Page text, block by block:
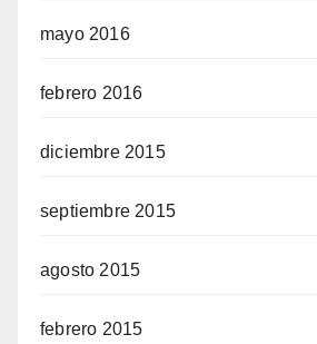
mayo 2016
febrero 2016
diciembre 2015
septiembre 2015
agosto 2015
febrero 2015